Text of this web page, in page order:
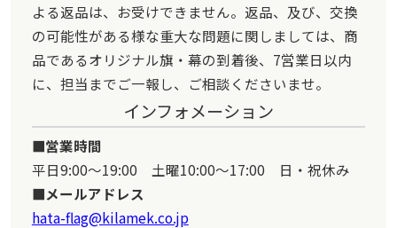
【どんなことに利用されましたか？】
外国人の引率
【ご注文前に困っていることはありましたか？また、それは解決され
ましたか？】
作成していただいた旗の原画をご提供いただきたい。
室山 様
オリジナル旗(卒業・成人式のぼり旗)
サービスの評価5
★★★★★
★★★★★
よる返品は、お受けできません。返品、及び、交換
の可能性がある様な重大な問題に関しましては、商
品であるオリジナル旗・幕の到着後、7営業日以内
に、担当までご一報し、ご相談くださいませ。
インフォメーション
営業時間
平日9:00～19:00 土曜10:00～17:00 日・祝休み
メールアドレス
hata-flag@kilamek.co.jp